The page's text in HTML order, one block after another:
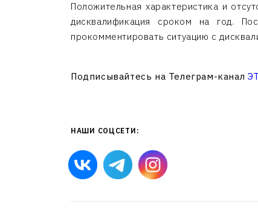
Положительная характеристика и
дисквалификация сроком на год.
прокомментировать ситуацию с
Подписывайтесь на Телеграм-канал
НАШИ СОЦСЕТИ: